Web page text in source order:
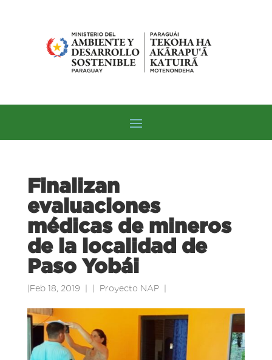
Finalizan
evaluaciones
médicas de mineros
de la localidad de
Paso Yobái
Feb 18, 2019 Proyecto NAP